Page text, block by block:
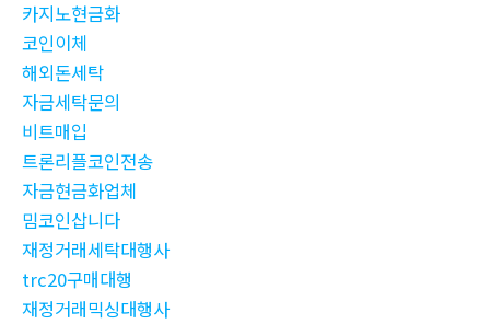
카지노현금화
코인이체
해외돈세탁
자금세탁문의
비트매입
트론리플코인전송
자금현금화업체
밈코인삽니다
재정거래세탁대행사
trc20구매대행
재정거래믹싱대행사